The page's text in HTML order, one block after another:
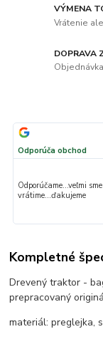
VÝMENA
Vrátenie
DOPRAVA
Odporúča obchod
Odporúčame...veľmi
vrátime...ďakujeme
Kompletné
Drevený traktor -
prepracovaný
materiál: preglejka,